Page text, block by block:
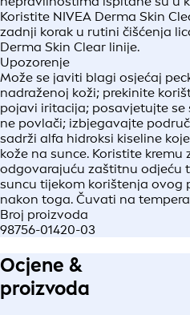
Koristite NIVEA Derma Skin
zadnji korak u rutini čišćenja
Derma Skin Clear linije.
Upozorenje
Može se javiti blagi osjećaj
nadraženoj koži; prekinite
pojavi iritacija; posavjetujte se
ne povlači; izbjegavajte
sadrži alfa hidroksi kiseline
kože na sunce. Koristite kremu
odgovarajuću zaštitnu odjeću
suncu tijekom korištenja ovog
nakon toga. Čuvati na
Broj proizvoda
98756-01420-03
Ocjene &
proizvoda